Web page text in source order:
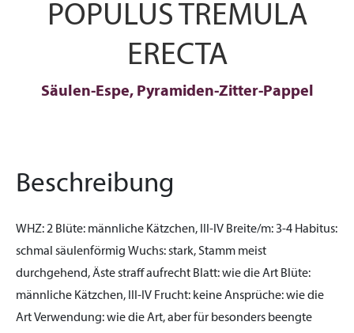
POPULUS TREMULA
ERECTA
Säulen-Espe, Pyramiden-Zitter-Pappel
Beschreibung
WHZ:2 Blüte: männliche Kätzchen, III-IV Breite/m:3-4 Habitus:
schmal säulenförmig Wuchs:stark, Stamm meist
durchgehend, Äste straff aufrecht Blatt:wie die Art Blüte:
männliche Kätzchen, III-IV Frucht: keineAnsprüche:wie die
ArtVerwendung:wie die Art, aber für besonders beengte